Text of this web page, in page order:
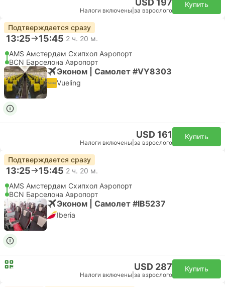
USD 197
Налоги включены за взрослого
Купить
Подтверждается сразу
13:25 15:45 2 ч. 20 м.
AMS Амстердам Cхипхол Аэропорт
BCN Барселона Аэропорт
Эконом | Самолет #VY8303
Vueling
USD 161
Налоги включены за взрослого
Купить
Подтверждается сразу
13:25 15:45 2 ч. 20 м.
AMS Амстердам Cхипхол Аэропорт
BCN Барселона Аэропорт
Эконом | Самолет #IB5237
Iberia
USD 287
Налоги включены за взрослого
Купить